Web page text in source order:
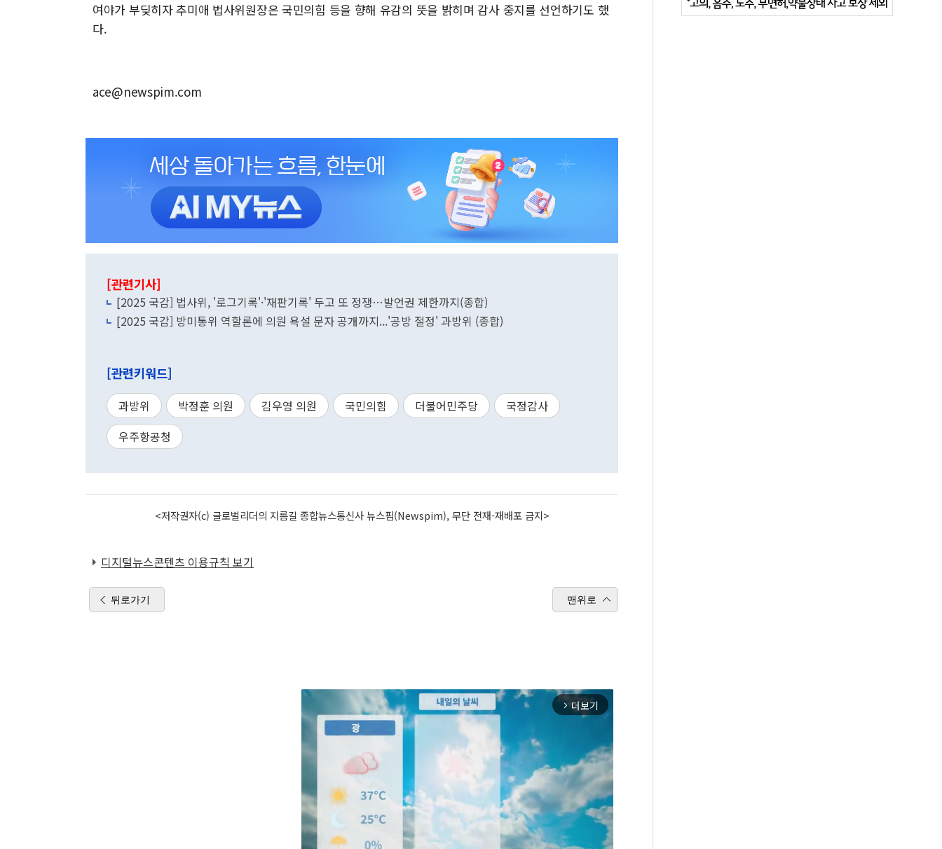
여야가 부딪히자 추미애 법사위원장은 국민의힘 등을 향해 유감의 뜻을 밝히며 감사 중지를 선언하기도 했
다.
ace@newspim.com
[관련기사]
[2025 국감] 법사위, '로그기록'·'재판기록' 두고 또 정쟁…발언권 제한까지(종합)
[2025 국감] 방미통위 역할론에 의원 욕설 문자 공개까지...'공방 절정' 과방위 (종합)
[관련키워드]
과방위 박정훈 의원 김우영 의원 국민의힘 더불어민주당
국정감사
우주항공청
<저작권자(c) 글로벌리더의 지름길 종합뉴스통신사 뉴스핌(Newspim), 무단 전재-재배포 금지>
디지털뉴스콘텐츠 이용규칙 보기
뒤로가기 맨위로
arrow_forward_ios 더보기